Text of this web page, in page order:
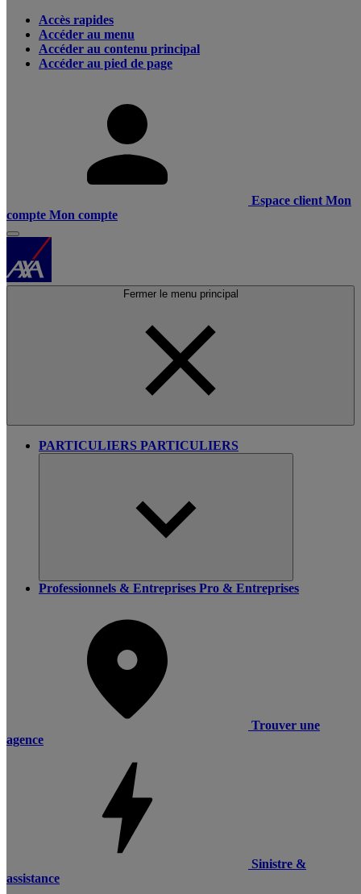
Accès rapides
Accéder au menu
Accéder au contenu principal
Accéder au pied de page
Espace client Mon
compte Mon compte
Fermer le menu principal
PARTICULIERS PARTICULIERS
Professionnels & Entreprises Pro & Entreprises
Trouver une
agence
Sinistre &
assistance